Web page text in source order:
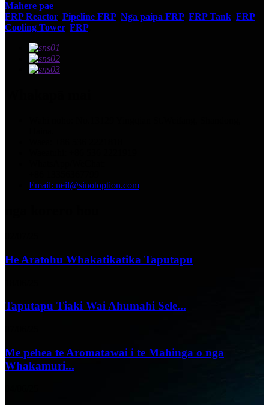
Mahere pae
FRP Reactor, Pipeline FRP, Nga paipa FRP, FRP Tank FRP
Cooling Tower, FRP,
Email: neil@sinotoption.com
He Aratohu Whakatikatika Taputapu
Taputapu Tiaki Wai Ahumahi Sele...
Me pehea te Aromatawai i te Mahinga o nga
Whakamuri...